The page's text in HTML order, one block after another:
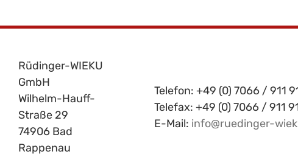
Rüdinger-WIEKU
GmbH
Wilhelm-Hauff-
Straße 29
74906 Bad
Rappenau
Telefon: +49 (0) 7066 / 911
Telefax: +49 (0) 7066 / 911
E-Mail: info@ruedinger-